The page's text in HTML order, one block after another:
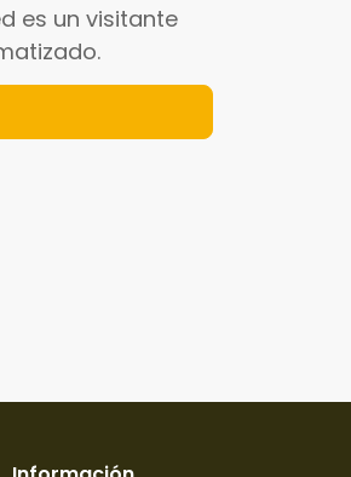
es un visitante